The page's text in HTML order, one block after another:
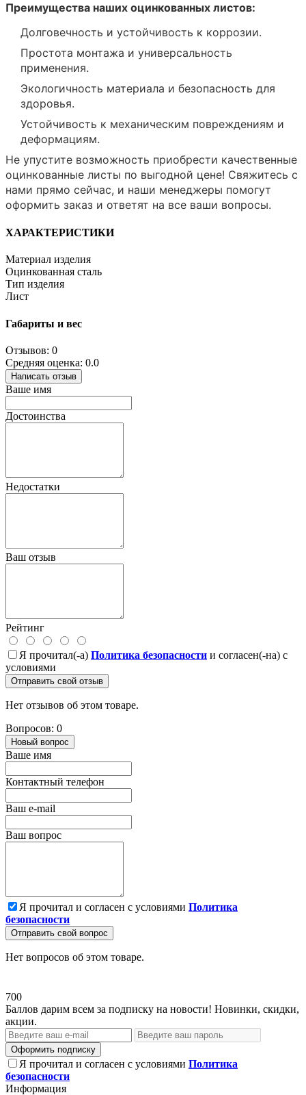
Преимущества наших оцинкованных листов:
Долговечность и устойчивость к коррозии.
Простота монтажа и универсальность
применения.
Экологичность материала и безопасность для
здоровья.
Устойчивость к механическим повреждениям и
деформациям.
Не упустите возможность приобрести качественные
оцинкованные листы по выгодной цене! Свяжитесь с
нами прямо сейчас, и наши менеджеры помогут
оформить заказ и ответят на все ваши вопросы.
ХАРАКТЕРИСТИКИ
Материал изделия
Оцинкованная сталь
Тип изделия
Лист
Габариты и вес
Отзывов: 0
Средняя оценка: 0.0
Написать отзыв
Ваше имя
Достоинства
Недостатки
Ваш отзыв
Рейтинг
Я прочитал(-а) Политика безопасности и согласен(-на) с
условиями
Отправить свой отзыв
Нет отзывов об этом товаре.
Вопросов: 0
Новый вопрос
Ваше имя
Контактный телефон
Ваш e-mail
Ваш вопрос
Я прочитал и согласен с условиями Политика
безопасности
Отправить свой вопрос
Нет вопросов об этом товаре.
700
Баллов дарим всем за подписку на новости! Новинки, скидки,
акции.
Оформить подписку
Я прочитал и согласен с условиями Политика
безопасности
Информация